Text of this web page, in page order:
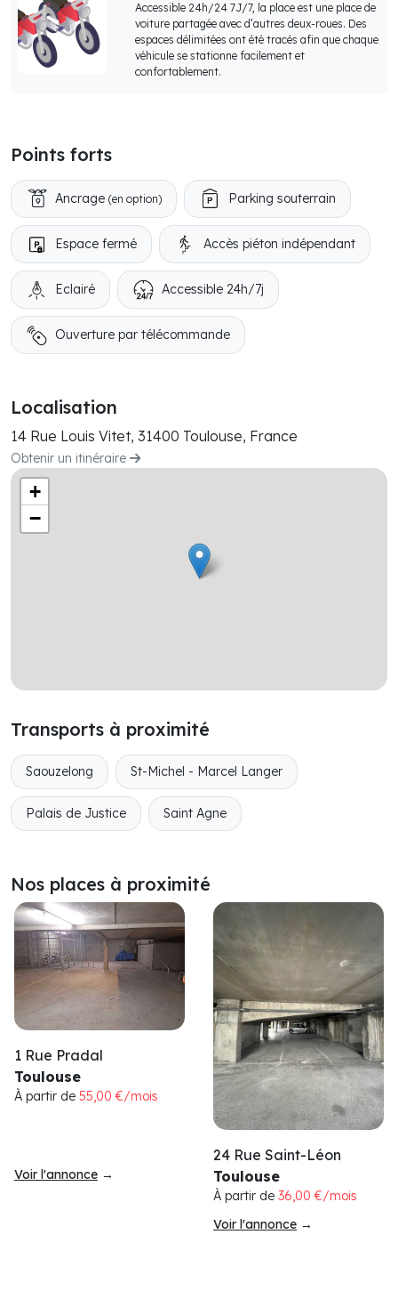
Accessible 24h/24 7J/7, la place est une place de
voiture partagée avec d’autres deux-roues. Des
espaces délimitées ont été tracés afin que chaque
véhicule se stationne facilement et
confortablement.
Points forts
Ancrage (en option) Parking souterrain
Espace fermé Accès piéton indépendant
Eclairé Accessible 24h/7j
Ouverture par télécommande
Localisation
14 Rue Louis Vitet, 31400 Toulouse, France
Obtenir un itinéraire
+
−
Transports à proximité
Saouzelong St-Michel - Marcel Langer
Palais de Justice Saint Agne
Nos places à proximité
1 Rue Pradal
Toulouse
À partir de 55,00 €/mois
Voir l'annonce →
24 Rue Saint-Léon
Toulouse
À partir de 36,00 €/mois
Voir l'annonce →